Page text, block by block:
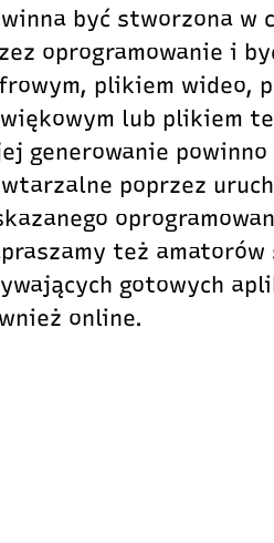
być stworzona w
oprogramowanie i
plikiem wideo,
lub plikiem
generowanie powinno
poprzez
też
gotowych
online.